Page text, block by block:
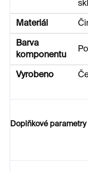
Materiál
Barva
komponentu
Vyrobeno
Doplňkové parametry